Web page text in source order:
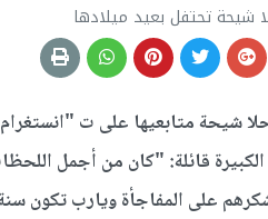
شيحة تحتفل بعيد ميلادها
شيحة متابعيها على ت
الكبيرة قائلة: "كان من أجمل
على المفاجأة ويارب تكون سنة